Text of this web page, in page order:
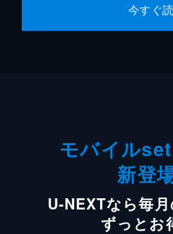
今すぐ
モバイル
新登
U-NEXTなら毎
ずっとお